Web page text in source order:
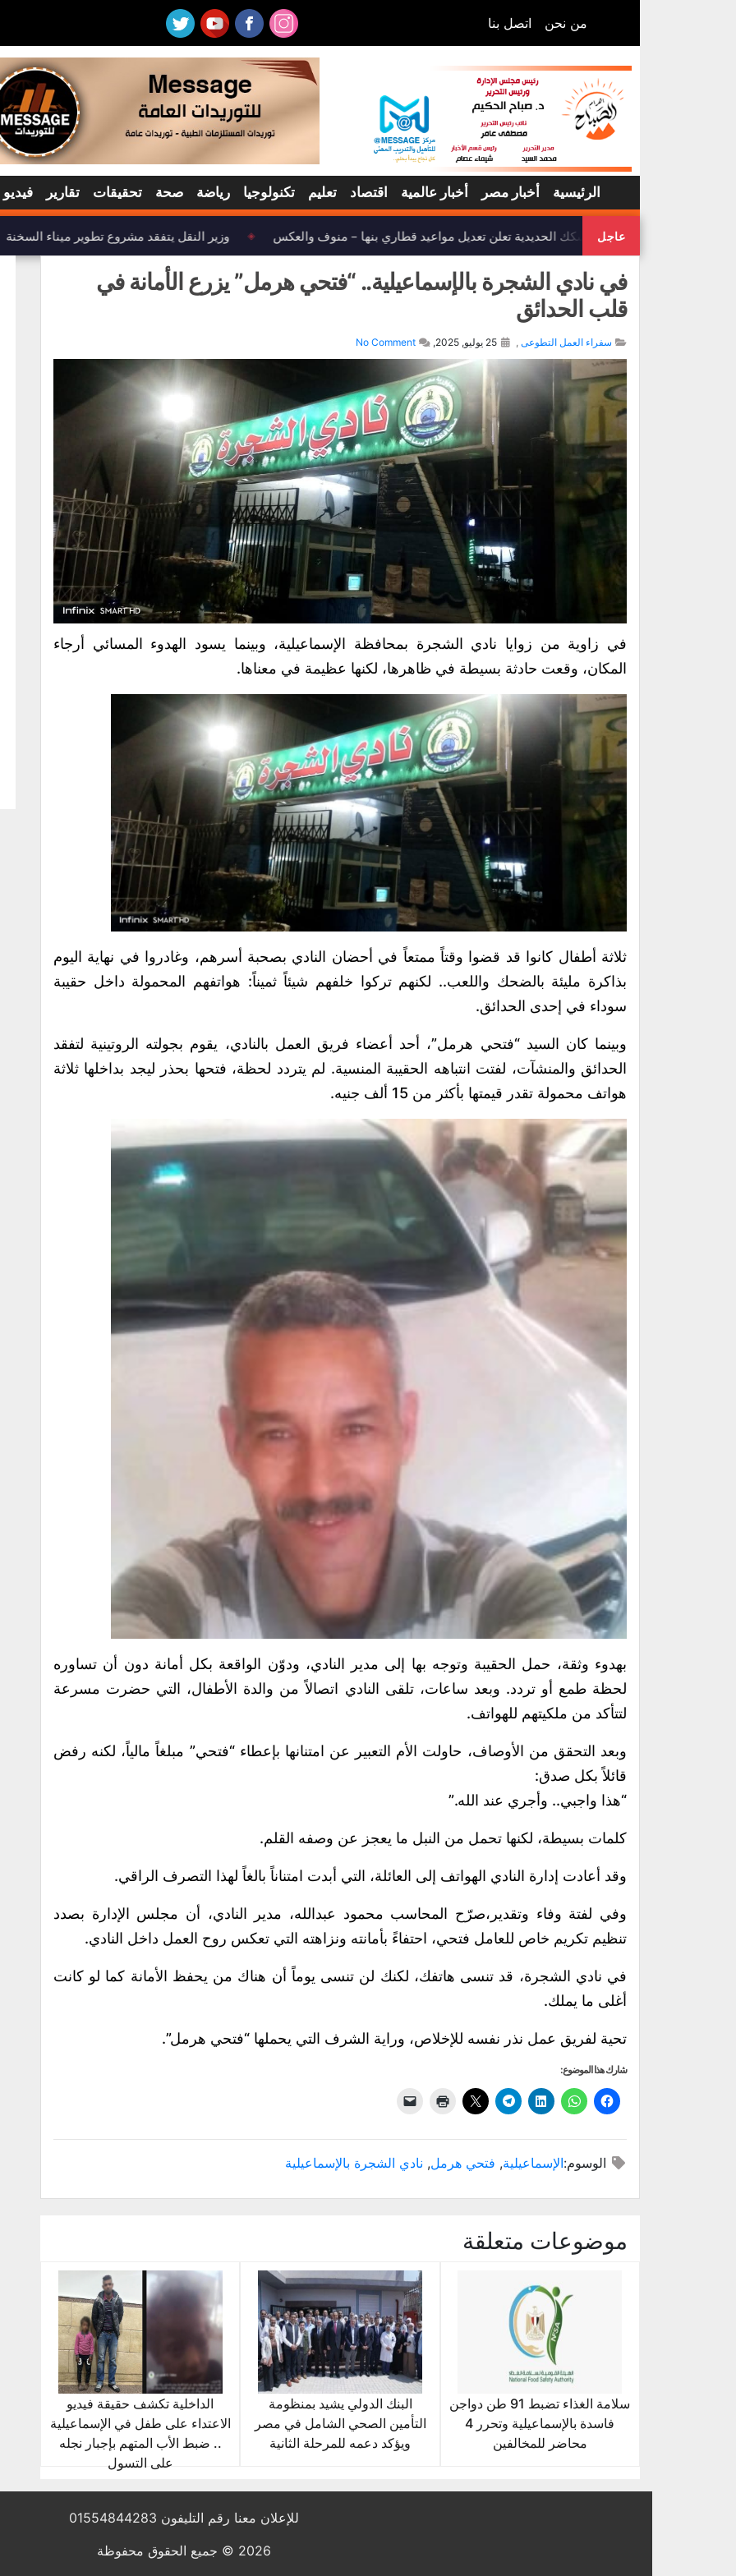
من نحن اتصل بنا
الرئيسية أخبار مصر أخبار عالمية اقتصاد تعليم تكنولوجيا رياضة صحة تحقيقات تقارير فيديو
عاجل
هيئة السكك الحديدية تعلن تعديل مواعيد قطاري بنها – منوف والعكس وزير النقل يتفقد مشروع تطوير ميناء السخنة
في نادي الشجرة بالإسماعيلية.. “فتحي هرمل” يزرع الأمانة في
قلب الحدائق
سفراء العمل التطوعى ,
No Comment
في زاوية من زوايا نادي الشجرة بمحافظة الإسماعيلية، وبينما يسود الهدوء المسائي أرجاء
المكان، وقعت حادثة بسيطة في ظاهرها، لكنها عظيمة في معناها.
ثلاثة أطفال كانوا قد قضوا وقتاً ممتعاً في أحضان النادي بصحبة أسرهم، وغادروا في نهاية اليوم
بذاكرة مليئة بالضحك واللعب.. لكنهم تركوا خلفهم شيئاً ثميناً: هواتفهم المحمولة داخل حقيبة
سوداء في إحدى الحدائق.
وبينما كان السيد “فتحي هرمل”، أحد أعضاء فريق العمل بالنادي، يقوم بجولته الروتينية لتفقد
الحدائق والمنشآت، لفتت انتباهه الحقيبة المنسية. لم يتردد لحظة، فتحها بحذر ليجد بداخلها ثلاثة
هواتف محمولة تقدر قيمتها بأكثر من 15 ألف جنيه.
بهدوء وثقة، حمل الحقيبة وتوجه بها إلى مدير النادي، ودوّن الواقعة بكل أمانة دون أن تساوره
لحظة طمع أو تردد. وبعد ساعات، تلقى النادي اتصالاً من والدة الأطفال، التي حضرت مسرعة
لتتأكد من ملكيتهم للهواتف.
وبعد التحقق من الأوصاف، حاولت الأم التعبير عن امتنانها بإعطاء “فتحي” مبلغاً مالياً، لكنه رفض
قائلاً بكل صدق:
“هذا واجبي.. وأجري عند الله.”
كلمات بسيطة، لكنها تحمل من النبل ما يعجز عن وصفه القلم.
وقد أعادت إدارة النادي الهواتف إلى العائلة، التي أبدت امتناناً بالغاً لهذا التصرف الراقي.
وفي لفتة وفاء وتقدير،صرّح المحاسب محمود عبدالله، مدير النادي، أن مجلس الإدارة بصدد
تنظيم تكريم خاص للعامل فتحي، احتفاءً بأمانته ونزاهته التي تعكس روح العمل داخل النادي.
في نادي الشجرة، قد تنسى هاتفك، لكنك لن تنسى يوماً أن هناك من يحفظ الأمانة كما لو كانت
أغلى ما يملك.
تحية لفريق عمل نذر نفسه للإخلاص، وراية الشرف التي يحملها “فتحي هرمل”.
شارك هذا الموضوع:
الوسوم:الإسماعيلية, فتحي هرمل, نادي الشجرة بالإسماعيلية
موضوعات متعلقة
سلامة الغذاء تضبط 91 طن دواجن
فاسدة بالإسماعيلية وتحرر 4
محاضر للمخالفين
البنك الدولي يشيد بمنظومة
التأمين الصحي الشامل في مصر
ويؤكد دعمه للمرحلة الثانية
الداخلية تكشف حقيقة فيديو
الاعتداء على طفل في الإسماعيلية
.. ضبط الأب المتهم بإجبار نجله
على التسول
للإعلان معنا رقم التليفون 01554844283
2026 © جميع الحقوق محفوظة